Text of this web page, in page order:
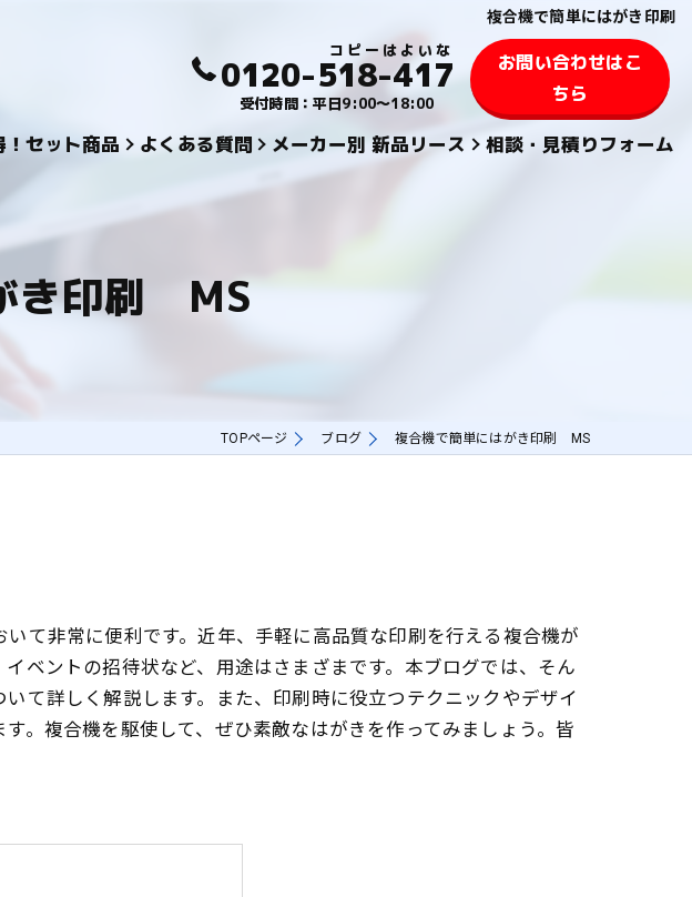
複合機で簡単にはがき印刷
0120-518-417
受付時間：平日9:00～18:00
お問い合わせはこ
ちら
！セット商品 よくある質問 メーカー別 新品リース 相談・見積りフォーム
き印刷 MS
TOPページ ブログ 複合機で簡単にはがき印刷 MS
て非常に便利です。近年、手軽に高品質な印刷を行える複合機が
ベントの招待状など、用途はさまざまです。本ブログでは、そん
て詳しく解説します。また、印刷時に役立つテクニックやデザイ
。複合機を駆使して、ぜひ素敵なはがきを作ってみましょう。皆